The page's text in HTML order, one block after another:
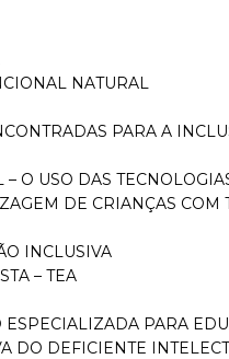
NATURAL
PARA A
O USO DAS
DE CRIANÇAS COM
INCLUSIVA
– TEA
PARA
DO DEFICIENTE